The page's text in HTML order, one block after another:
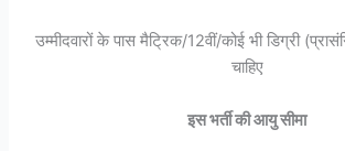
उम्मीदवारों के पास मैट्रिक/12वीं/कोई भी डिग्री
चाहिए
इस भर्ती की आयु सीमा